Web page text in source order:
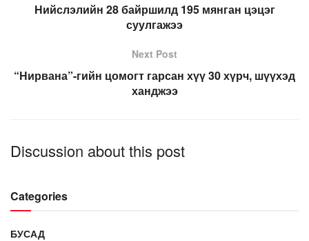
Нийслэлийн 28 байршилд 195 мянган цэцэг
суулгажээ
Next Post
“Нирвана”-гийн цомогт гарсан хүү 30 хүрч, шүүхэд
ханджээ
Discussion about this post
Categories
БУСАД